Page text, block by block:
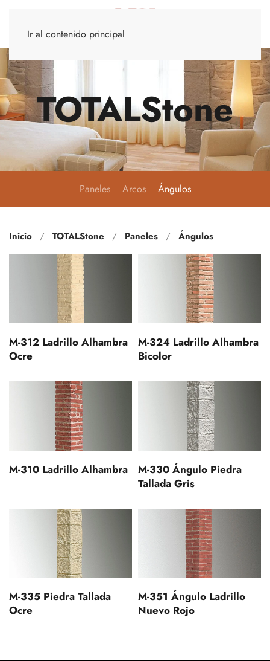
Ir al contenido principal
TOTALStone
Paneles Arcos Ángulos
Inicio TOTALStone Paneles Ángulos
M-312 Ladrillo Alhambra
Ocre
M-324 Ladrillo Alhambra
Bicolor
M-310 Ladrillo Alhambra
M-330 Ángulo Piedra
Tallada Gris
M-335 Piedra Tallada
Ocre
M-351 Ángulo Ladrillo
Nuevo Rojo